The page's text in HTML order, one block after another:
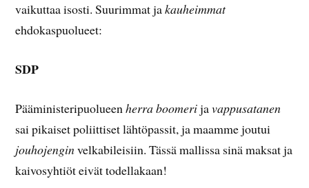
vaikuttaa isosti. Suurimmat jakauheimmat
ehdokaspuolueet:
SDP
Pääministeripuolueenherra boomerijavappusatanen
sai pikaiset poliittiset lähtöpassit, ja maamme joutui
jouhojenginvelkabileisiin. Tässä mallissa sinä maksat ja
kaivosyhtiöt eivät todellakaan!